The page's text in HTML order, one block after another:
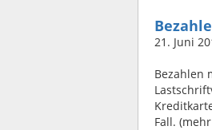
21. Juni
Bezahlen
Fall.